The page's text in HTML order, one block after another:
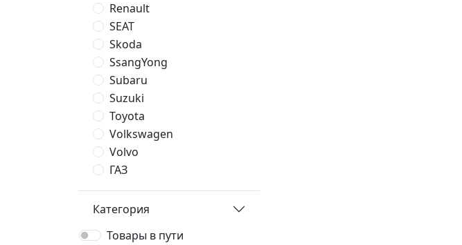
Renault
SEAT
Skoda
SsangYong
Subaru
Suzuki
Toyota
Volkswagen
Volvo
ГАЗ
Категория
Товары в пути